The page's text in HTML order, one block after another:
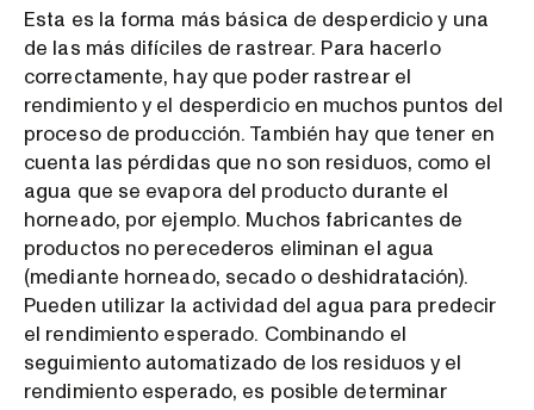
Esta es la forma más básica de desperdicio y una
de las más difíciles de rastrear. Para hacerlo
correctamente, hay que poder rastrear el
rendimiento y el desperdicio en muchos puntos del
proceso de producción. También hay que tener en
cuenta las pérdidas que no son residuos, como el
agua que se evapora del producto durante el
horneado, por ejemplo. Muchos fabricantes de
productos no perecederos eliminan el agua
(mediante horneado, secado o deshidratación).
Pueden utilizar la actividad del agua para predecir
el rendimiento esperado. Combinando el
seguimiento automatizado de los residuos y el
rendimiento esperado, es posible determinar